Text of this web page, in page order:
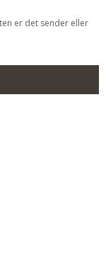
er det sender eller